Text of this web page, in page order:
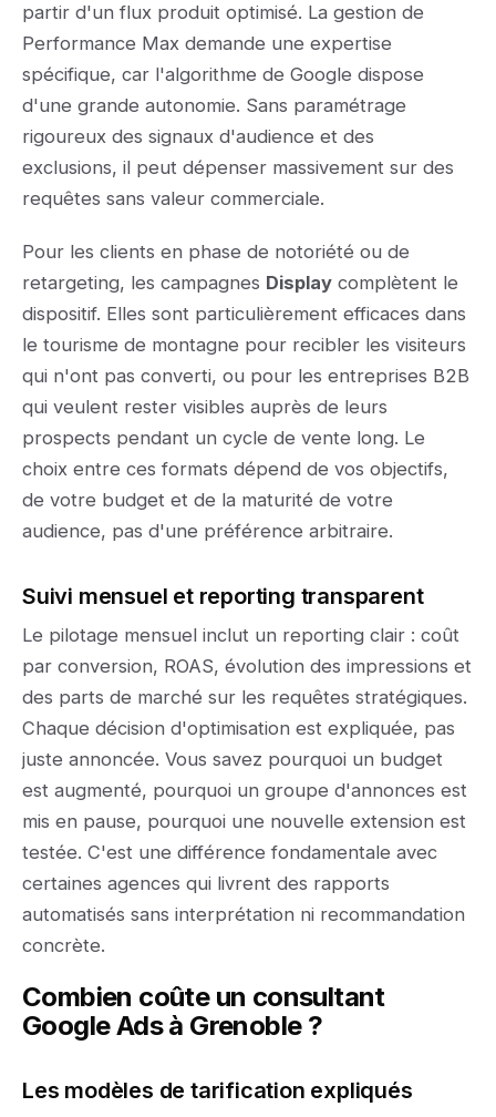
partir d'un flux produit optimisé. La gestion de
Performance Max demande une expertise
spécifique, car l'algorithme de Google dispose
d'une grande autonomie. Sans paramétrage
rigoureux des signaux d'audience et des
exclusions, il peut dépenser massivement sur des
requêtes sans valeur commerciale.
Pour les clients en phase de notoriété ou de
retargeting, les campagnes Display complètent le
dispositif. Elles sont particulièrement efficaces dans
le tourisme de montagne pour recibler les visiteurs
qui n'ont pas converti, ou pour les entreprises B2B
qui veulent rester visibles auprès de leurs
prospects pendant un cycle de vente long. Le
choix entre ces formats dépend de vos objectifs,
de votre budget et de la maturité de votre
audience, pas d'une préférence arbitraire.
Suivi mensuel et reporting transparent
Le pilotage mensuel inclut un reporting clair : coût
par conversion, ROAS, évolution des impressions et
des parts de marché sur les requêtes stratégiques.
Chaque décision d'optimisation est expliquée, pas
juste annoncée. Vous savez pourquoi un budget
est augmenté, pourquoi un groupe d'annonces est
mis en pause, pourquoi une nouvelle extension est
testée. C'est une différence fondamentale avec
certaines agences qui livrent des rapports
automatisés sans interprétation ni recommandation
concrète.
Combien coûte un consultant
Google Ads à Grenoble ?
Les modèles de tarification expliqués